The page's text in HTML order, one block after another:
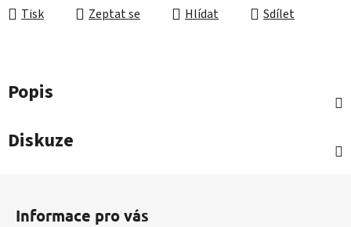
Tisk Zeptat se Hlídat Sdílet
Popis
Diskuze
Informace pro vás